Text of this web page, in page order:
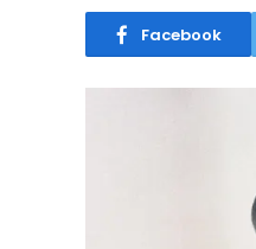
Facebook